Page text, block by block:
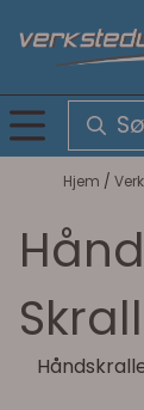
Hopp til innhold
Hjem /